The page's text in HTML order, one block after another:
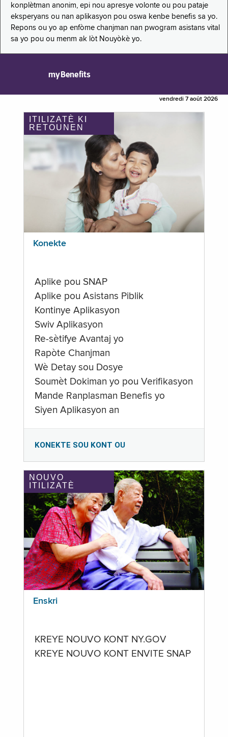
konplètman anonim, epi nou apresye volonte ou pou pataje
eksperyans ou nan aplikasyon pou oswa kenbe benefis sa yo.
Repons ou yo ap enfòme chanjman nan pwogram asistans vital
sa yo pou ou menm ak lòt Nouyòkè yo.
myBenefits
vendredi 7 août 2026
ITILIZATÈ KI
RETOUNEN
Konekte
Aplike pou SNAP
Aplike pou Asistans Piblik
Kontinye Aplikasyon
Swiv Aplikasyon
Re-sètifye Avantaj yo
Rapòte Chanjman
Wè Detay sou Dosye
Soumèt Dokiman yo pou Verifikasyon
Mande Ranplasman Benefis yo
Siyen Aplikasyon an
KONEKTE SOU KONT OU
NOUVO
ITILIZATÈ
Enskri
KREYE NOUVO KONT NY.GOV
KREYE NOUVO KONT ENVITE SNAP